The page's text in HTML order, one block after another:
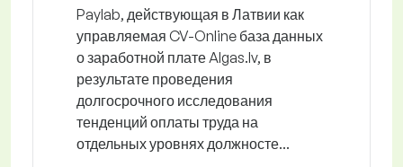
Paylab, действующая в Латвии как
управляемая CV-Online база данных
о заработной плате Algas.lv, в
результате проведения
долгосрочного исследования
тенденций оплаты труда на
отдельных уровнях должносте...